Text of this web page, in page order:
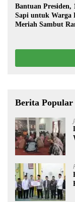
Bantuan Presiden,
Sapi untuk Warga
Meriah Sambut
Berita Popular